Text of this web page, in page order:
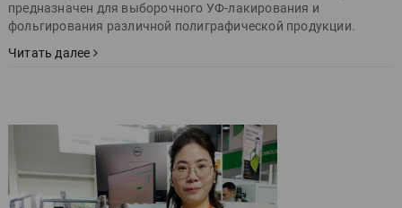
предназначен для выборочного УФ-лакирования и
фольгирования различной полиграфической продукции.
Читать далее